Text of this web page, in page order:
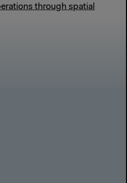
through spatial